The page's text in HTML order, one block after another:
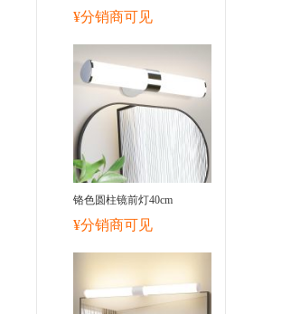
¥分销商可见
铬色圆柱镜前灯40cm
¥分销商可见